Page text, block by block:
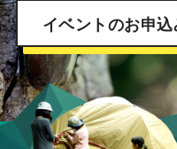
イベントのお申込